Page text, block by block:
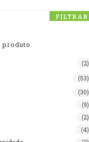
FILTRAR
produto
(2)
(53)
(30)
(9)
(2)
(4)